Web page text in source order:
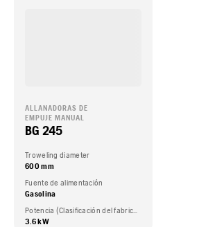
ALLANADORAS DE
EMPUJE MANUAL
BG 245
Troweling diameter
600 mm
Fuente de alimentación
Gasolina
Potencia (Clasificación del fabricante del motor.)
3.6 kW